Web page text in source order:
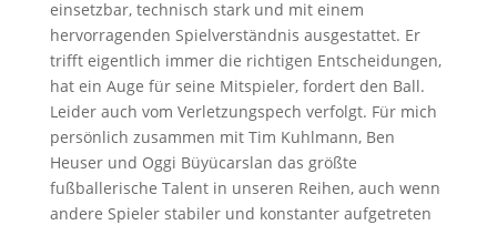
einsetzbar, technisch stark und mit einem
hervorragenden Spielverständnis ausgestattet. Er
trifft eigentlich immer die richtigen Entscheidungen,
hat ein Auge für seine Mitspieler, fordert den Ball.
Leider auch vom Verletzungspech verfolgt. Für mich
persönlich zusammen mit Tim Kuhlmann, Ben
Heuser und Oggi Büyücarslan das größte
fußballerische Talent in unseren Reihen, auch wenn
andere Spieler stabiler und konstanter aufgetreten